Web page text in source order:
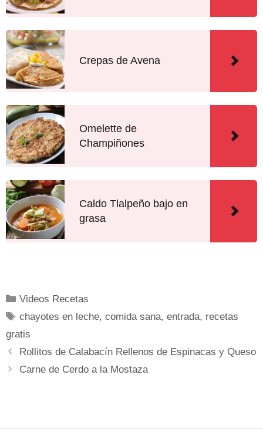
Crepas de Avena
Omelette de
Champiñones
Caldo Tlalpeño bajo en
grasa
Videos Recetas
chayotes en leche,comida sana,entrada, recetas
gratis
Rollitos de Calabacín Rellenos de Espinacas y Queso
Carne de Cerdo a la Mostaza